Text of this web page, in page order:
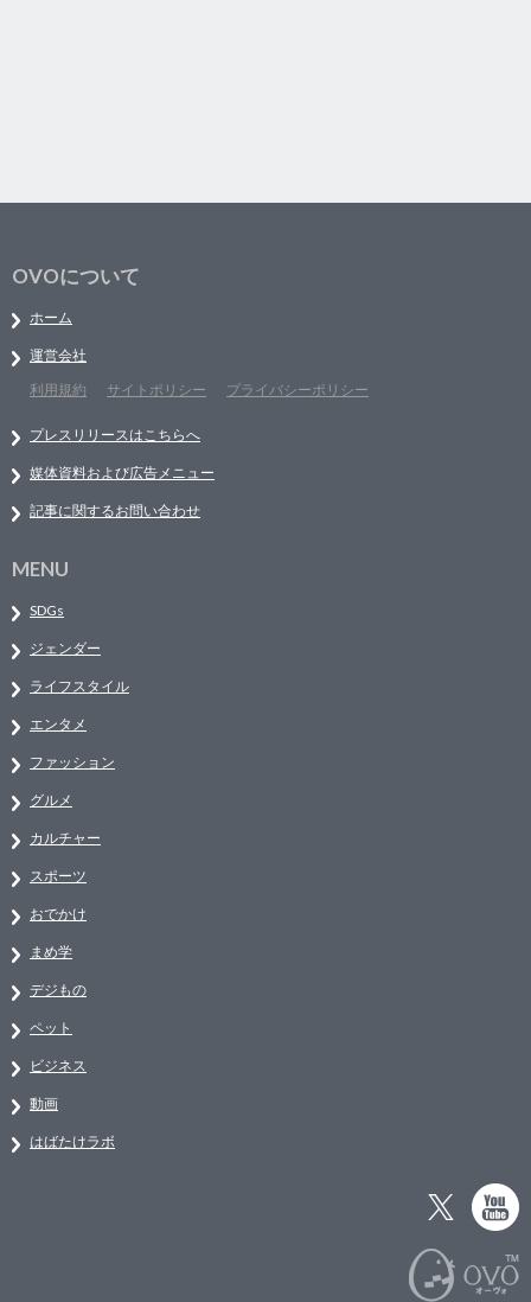
OVOについて
ホーム
運営会社
利用規約
サイトポリシー プライバシーポリシー
プレスリリースはこちらへ
媒体資料および広告メニュー
記事に関するお問い合わせ
MENU
SDGs
ジェンダー
ライフスタイル
エンタメ
ファッション
グルメ
カルチャー
スポーツ
おでかけ
まめ学
デジもの
ペット
ビジネス
動画
はばたけラボ